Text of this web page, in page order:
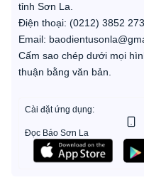
tỉnh Sơn La.
Điện thoại: (0212) 3852 273
Email:
Cấm sao chép dưới mọi
thuận bằng văn bản.
Cài đặt ứng dụng:
Đọc Báo Sơn La